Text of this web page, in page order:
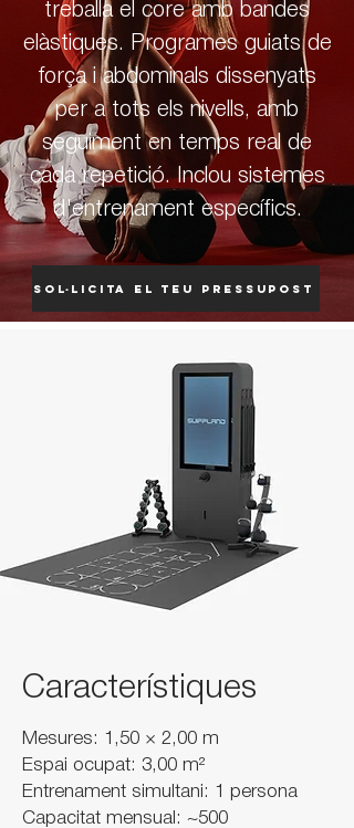
treballa el core amb bandes
elàstiques. Programes guiats de
força i abdominals dissenyats
per a tots els nivells, amb
seguiment en temps real de
cada repetició. Inclou sistemes
d'entrenament específics.
Sol·licita el teu pressupost
Característiques
Mesures: 1,50 × 2,00 m
Espai ocupat: 3,00 m²
Entrenament simultani: 1 persona
Capacitat mensual: ~500